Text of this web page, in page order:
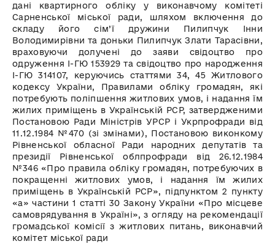
дані квартирного обліку у виконавчому комітеті
Сарненської міської ради, шляхом включення до
складу його сім’ї дружини Пилипчук Інни
Володимирівни та доньки Пилипчук Злати Тарасівни,
враховуючи долучені до заяви свідоцтво про
одруження І-ГЮ 153929 та свідоцтво про народження
І-ГЮ 314107, керуючись статтями 34, 45 Житлового
кодексу України, Правилами обліку громадян, які
потребують поліпшення житлових умов, і надання їм
жилих приміщень в Українській РСР, затвердженими
Постановою Ради Міністрів УРСР і Укрпрофради від
11.12.1984 №470 (зі змінами), Постановою виконкому
Рівненської обласної Ради народних депутатів та
президії Рівненської облпрофради від 26.12.1984
№346 «Про правила обліку громадян, потребуючих в
покращенні житлових умов, і надання їм жилих
приміщень в Українській РСР», підпунктом 2 пункту
«а» частини 1 статті 30 Закону України «Про місцеве
самоврядування в Україні», з огляду на рекомендації
громадської комісії з житлових питань, виконавчий
комітет міської ради